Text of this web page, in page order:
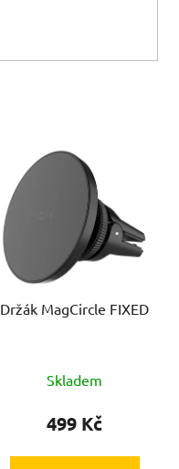
Držák MagCircle FIXED
Skladem
499 Kč